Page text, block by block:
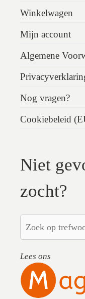
Winkelwagen
Mijn account
Algemene
Nog vragen?
Cookiebeleid
Niet
zocht?
Lees ons